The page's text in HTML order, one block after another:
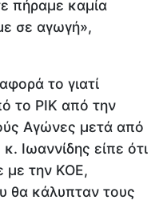
πήραμε καμία
σε αγωγή»,
το γιατί
το ΡΙΚ από την
Αγώνες μετά από
Ιωαννίδης είπε ότι
με την ΚΟΕ,
θα κάλυπταν τους